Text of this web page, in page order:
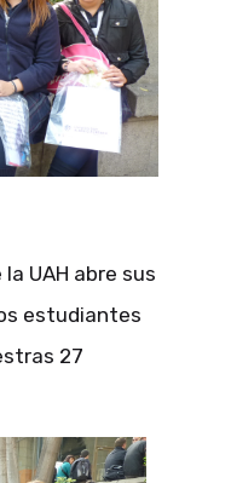
UAH abre sus
estudiantes
27